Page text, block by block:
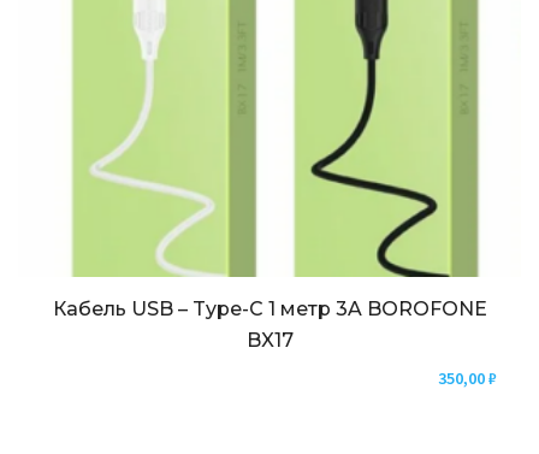
Кабель USB – Type-C 1 метр 3A BOROFONE
BX17
350,00₽